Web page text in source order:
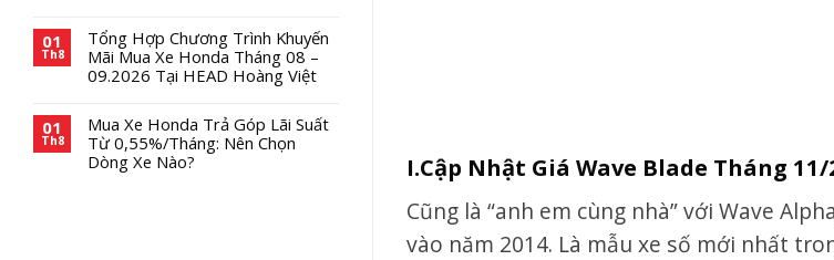
01
Th8
Tổng Hợp Chương Trình Khuyến
Mãi Mua Xe Honda Tháng 08 –
09.2026 Tại HEAD Hoàng Việt
01
Th8
Mua Xe Honda Trả Góp Lãi Suất
Từ 0,55%/Tháng: Nên Chọn
Dòng Xe Nào?
I.Cập Nhật Giá Wave Blade Tháng
Cũng là “anh em cùng nhà” với Wave
vào năm 2014. Là mẫu xe số mới nhất